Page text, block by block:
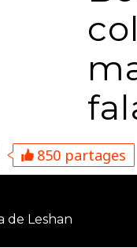
850 partages
de Leshan